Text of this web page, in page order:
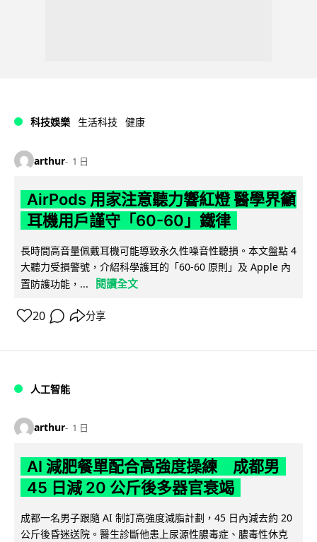
科技娛樂 生活科技 健康
arthur 1 日
AirPods 用家注意聽力響紅燈 醫學界籲
耳機用戶謹守「60-60」鐵律
長時間高音量佩戴耳機可能導致永久性噪音性聽損。本文盤點 4
大聽力受損警號，介紹科學護耳的「60-60 原則」及 Apple 內
置防護功能，...
閱讀全文
20 分享
人工智能
arthur 1 日
AI 減肥餐單配合高強度操練 成都男
45 日減 20 公斤後多器官衰竭
成都一名男子跟隨 AI 制訂高強度減脂計劃，45 日內減去約 20
公斤後昏迷送院。醫生診斷他患上尿源性膿毒症、膿毒性休克